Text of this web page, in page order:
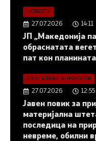
НОВОСТИ
27.07.2026 14:11
ЈП „Македонија
обраснатата
пат кон
СООПШТЕНИЈА• НОВОСТИ
27.07.2026 12:55
Јавен повик за
материјална
последица на
невреме, обилни